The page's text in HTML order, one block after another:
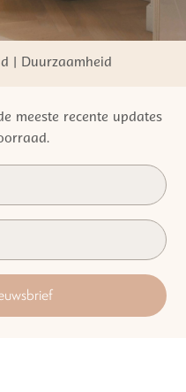
| Duurzaamheid
meeste recente updates